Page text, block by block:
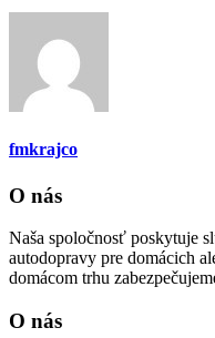
fmkrajco
O nás
Naša spoločnosť poskytuje
autodopravy pre domácich
domácom trhu
O nás